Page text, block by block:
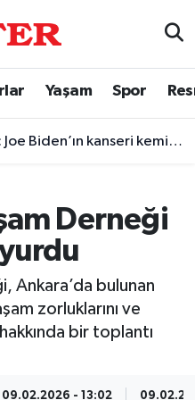
Yaşam Spor
kanseri kemiklerine yayıldı
Derneği
Ankara’da bulunan
zorluklarını ve
bir toplantı
09.02.2026 - 13:02
ve Fikstür